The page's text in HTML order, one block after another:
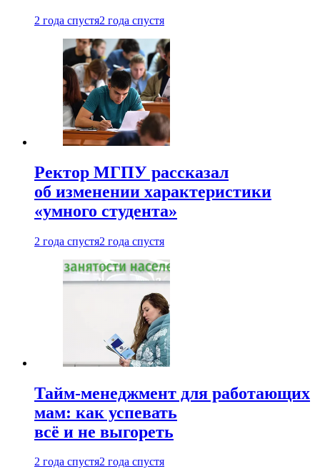
2 года спустя2 года спустя
Ректор МГПУ рассказал
об изменении характеристики
«умного студента»
2 года спустя2 года спустя
Тайм-менеджмент для работающих
мам: как успевать
всё и не выгореть
2 года спустя2 года спустя